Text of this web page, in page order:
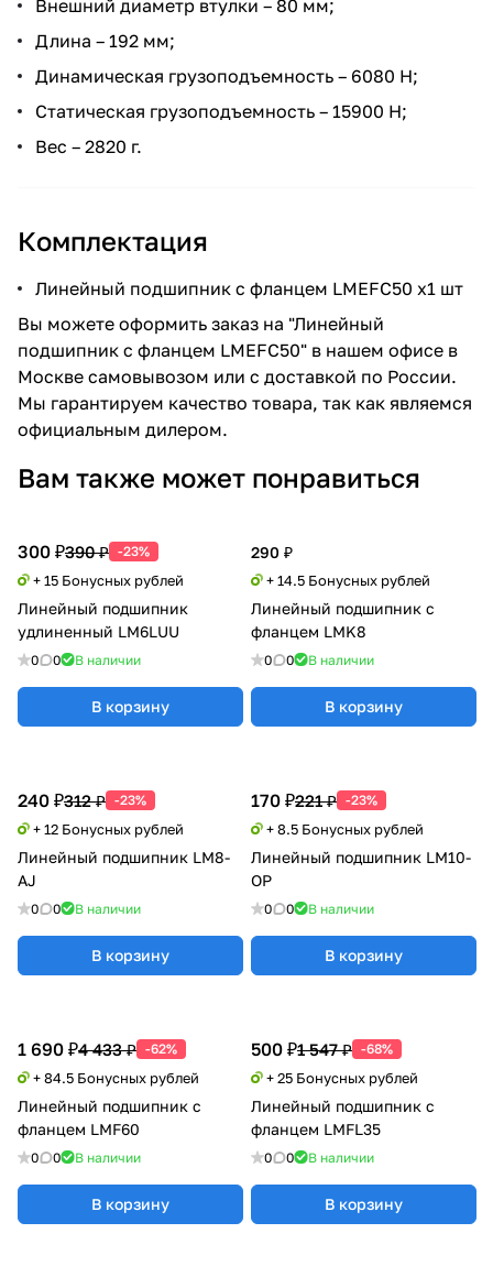
Внешний диаметр втулки – 80 мм;
Длина – 192 мм;
Динамическая грузоподъемность – 6080 Н;
Статическая грузоподъемность – 15900 Н;
Вес – 2820 г.
Комплектация
Линейный подшипник с фланцем LMEFC50 x1 шт
Вы можете оформить заказ на "Линейный
подшипник с фланцем LMEFC50" в нашем офисе в
Москве самовывозом или с доставкой по России.
Мы гарантируем качество товара, так как являемся
официальным дилером.
Вам также может понравиться
300 ₽390 ₽ -23%
+ 15 Бонусных рублей
Линейный подшипник
удлиненный LM6LUU
0 0 В наличии
В корзину
290 ₽
+ 14.5 Бонусных рублей
Линейный подшипник с
фланцем LMK8
0 0 В наличии
В корзину
170 ₽221 ₽ -23%
+ 8.5 Бонусных рублей
Линейный подшипник LM10-
OP
0 0 В наличии
В корзину
1 690 ₽4 433 ₽ -62%
+ 84.5 Бонусных рублей
Линейный подшипник с
фланцем LMF60
0 0 В наличии
В корзину
500 ₽1 547 ₽ -68%
+ 25 Бонусных рублей
Линейный подшипник с
фланцем LMFL35
0 0 В наличии
В корзину
240 ₽312 ₽ -23%
+ 12 Бонусных рублей
Линейный подшипник LM8-
AJ
0 0 В наличии
В корзину